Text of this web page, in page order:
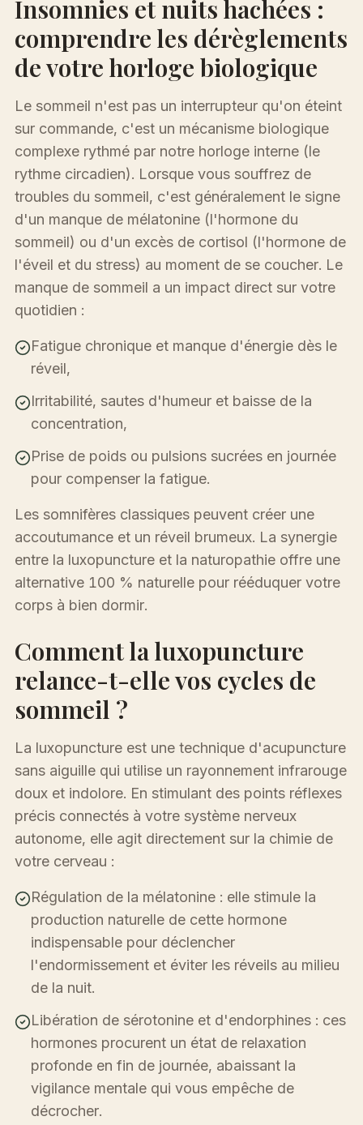
Insomnies et nuits hachées :
comprendre les dérèglements
de votre horloge biologique
Le sommeil n'est pas un interrupteur qu'on éteint
sur commande, c'est un mécanisme biologique
complexe rythmé par notre horloge interne (le
rythme circadien). Lorsque vous souffrez de
troubles du sommeil, c'est généralement le signe
d'un manque de mélatonine (l'hormone du
sommeil) ou d'un excès de cortisol (l'hormone de
l'éveil et du stress) au moment de se coucher. Le
manque de sommeil a un impact direct sur votre
quotidien :
Fatigue chronique et manque d'énergie dès le
réveil,
Irritabilité, sautes d'humeur et baisse de la
concentration,
Prise de poids ou pulsions sucrées en journée
pour compenser la fatigue.
Les somnifères classiques peuvent créer une
accoutumance et un réveil brumeux. La synergie
entre la luxopuncture et la naturopathie offre une
alternative 100 % naturelle pour rééduquer votre
corps à bien dormir.
Comment la luxopuncture
relance-t-elle vos cycles de
sommeil ?
La luxopuncture est une technique d'acupuncture
sans aiguille qui utilise un rayonnement infrarouge
doux et indolore. En stimulant des points réflexes
précis connectés à votre système nerveux
autonome, elle agit directement sur la chimie de
votre cerveau :
Régulation de la mélatonine : elle stimule la
production naturelle de cette hormone
indispensable pour déclencher
l'endormissement et éviter les réveils au milieu
de la nuit.
Libération de sérotonine et d'endorphines : ces
hormones procurent un état de relaxation
profonde en fin de journée, abaissant la
vigilance mentale qui vous empêche de
décrocher.